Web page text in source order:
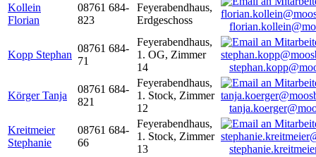
Kollein
Florian
08761 684-
823
Feyerabendhaus,
Erdgeschoss
Kopp Stephan
08761 684-
71
Feyerabendhaus,
1. OG, Zimmer
14
Körger Tanja
08761 684-
821
Feyerabendhaus,
1. Stock, Zimmer
12
Kreitmeier
Stephanie
08761 684-
66
Feyerabendhaus,
1. Stock, Zimmer
13